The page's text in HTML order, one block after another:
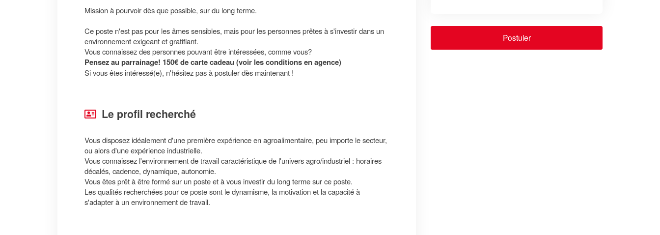
Mission à pourvoir dès que possible, sur du long terme.
Ce poste n'est pas pour les âmes sensibles, mais pour les personnes prêtes à s'investir dans un
environnement exigeant et gratifiant.
Vous connaissez des personnes pouvant être intéressées, comme vous?
Pensez au parrainage! 150€ de carte cadeau (voir les conditions en agence)
Si vous êtes intéressé(e), n'hésitez pas à postuler dès maintenant !
Le profil recherché
Vous disposez idéalement d'une première expérience en agroalimentaire, peu importe le secteur,
ou alors d'une expérience industrielle.
Vous connaissez l'environnement de travail caractéristique de l'univers agro/industriel : horaires
décalés, cadence, dynamique, autonomie.
Vous êtes prêt à être formé sur un poste et à vous investir du long terme sur ce poste.
Les qualités recherchées pour ce poste sont le dynamisme, la motivation et la capacité à
s'adapter à un environnement de travail.
Postuler